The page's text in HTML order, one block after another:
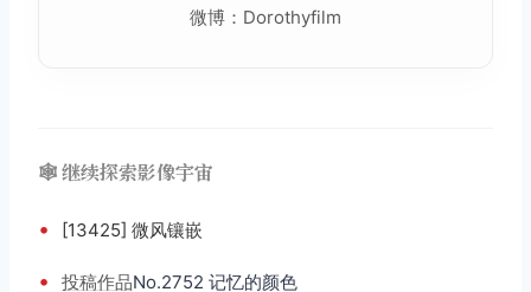
微博：Dorothyfilm
🕸️ 继续探索影像宇宙
• [13425] 微风镶嵌
• 投稿作品No.2752 记忆的颜色